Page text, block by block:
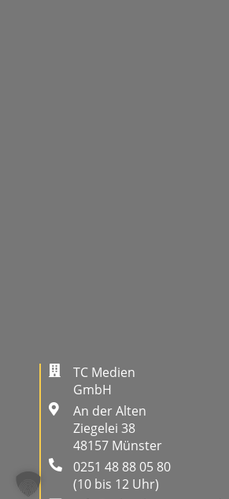
TC Medien
GmbH
An der Alten
Ziegelei 38
48157 Münster
0251 48 88 05 80
(10 bis 12 Uhr)